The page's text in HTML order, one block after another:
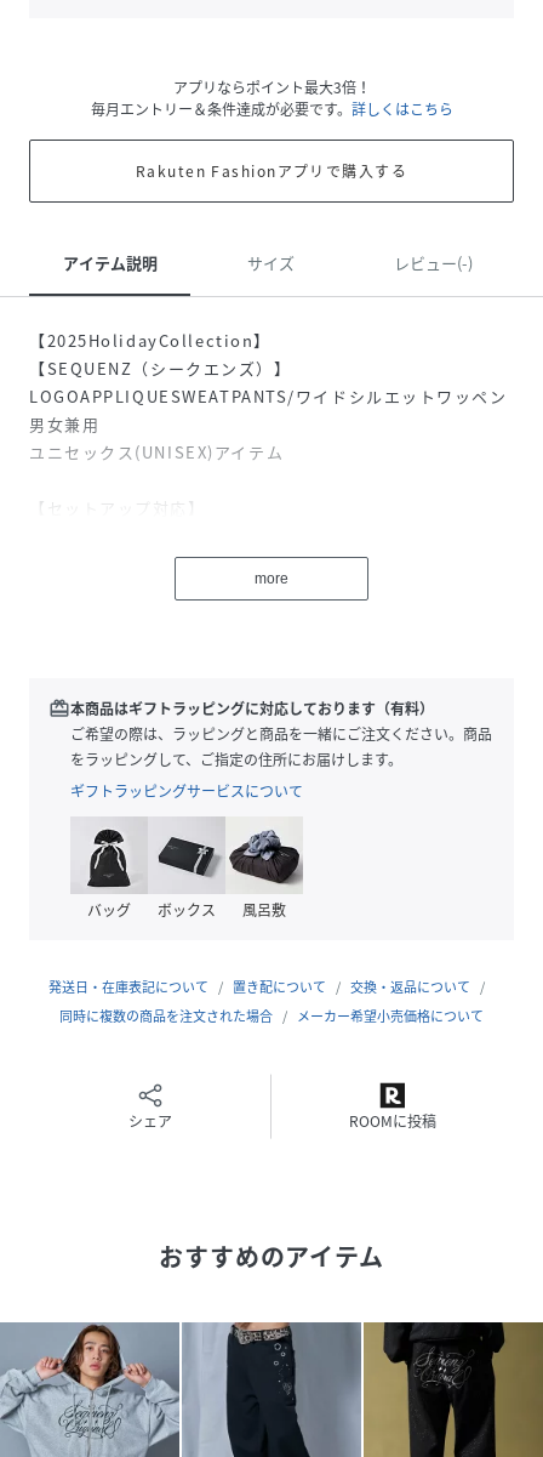
アプリならポイント最大3倍！
毎月エントリー＆条件達成が必要です。 詳しくはこちら
Rakuten Fashionアプリで購入する
アイテム説明 サイズ レビュー(-)
【2025HolidayCollection】
【SEQUENZ（シークエンズ）】
LOGOAPPLIQUESWEATPANTS/ワイドシルエットワッペン
男女兼用
ユニセックス(UNISEX)アイテム
【セットアップ対応】
25370009 sqnzwashedwappenzipp/k
【デザイン】
SEQUENZからヴィンテージライクな加工感とヒップに大き
な共布ワッペンを施したスウェットパンツが新登場！韓国を
中心に流行っているスプレーブリーチデザインと左腰のロゴ
刺繍、ヒップの共布ワッペンを施した細部まで拘った存在感
たっぷりな1着。裾にドローコードが付いているのでサイズ
調節可能な仕様で実用性も抜群。一癖あるデザインながら着
ートにも非常に合います。
定感のある仕上がり。肌にさらっと触れる優しい着心地で、
シーズンレスで大活躍。素材にはコットンとポリエステルを
く厚みのある生地で、軽い着心地＆幅広いシーズンで活躍し
【コーディネート】
パンツの存在感を活かしたシンプルなトップスとのスタイリ
ングがおすすめ。無地のパーカーやポケTと合わせるだけ
で、ストリート感あふれるスタイリングが完成します。足元
more
redeem本商品はギフトラッピングに対応しております（有料）
ご希望の際は、ラッピングと商品を一緒にご注文ください。商品
をラッピングして、ご指定の住所にお届けします。
ギフトラッピングサービスについて
バッグ ボックス 風呂敷
発送日・在庫表記について 置き配について
交換・返品について
同時に複数の商品を注文された場合
メーカー希望小売価格について
シェア ROOMに投稿
おすすめのアイテム